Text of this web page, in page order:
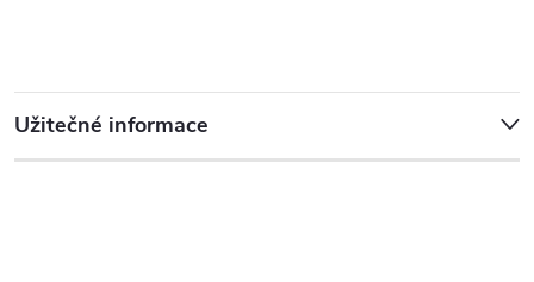
Užitečné informace